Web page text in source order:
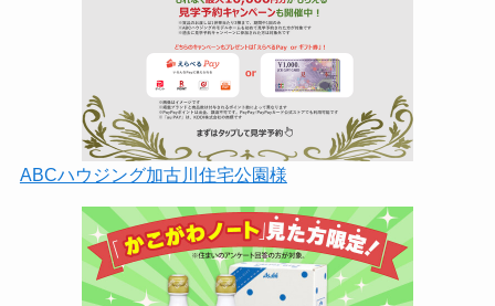
ABCハウジング加古川住宅公園様